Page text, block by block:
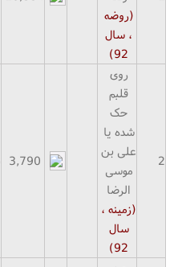
(روضه
، سال
92)
2
روی
قلبم
حک
شده یا
علی بن
موسی
الرضا
(زمینه ،
سال
92)
3,790